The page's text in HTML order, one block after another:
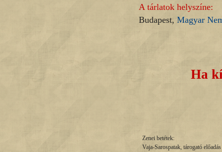
A tárlatok helyszíne:
Budapest, Magyar
Ha
Zenei betétek:
Vaja-Sarospatak, tárogató előadás